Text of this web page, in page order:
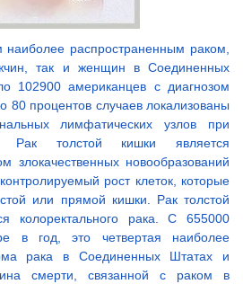
наиболее распространенным раком,
так и женщин в Соединенных
102900 американцев с диагнозом
80 процентов случаев локализованы
лимфатических узлов при
Рак толстой кишки является
злокачественных новообразований
рост клеток, которые
или прямой кишки. Рак толстой
колоректального рака. С 655000
в год, это четвертая наиболее
рака в Соединенных Штатах и
смерти, связанной с раком в